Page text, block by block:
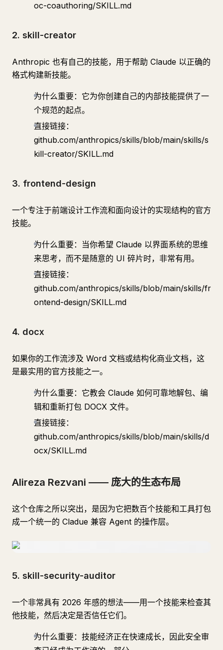
oc-coauthoring/SKILL.md
2. skill-creator
Anthropic 也有自己的技能，用于帮助 Claude 以正确的
格式构建新技能。
为什么重要：它为你创建自己的内部技能提供了一
个规范的起点。
直接链接：
github.com/anthropics/skills/blob/main/skills/s
kill-creator/SKILL.md
3. frontend-design
一个专注于前端设计工作流和面向设计的实现结构的官方
技能。
为什么重要：当你希望 Claude 以界面系统的思维
来思考，而不是随意的 UI 碎片时，非常有用。
直接链接：
github.com/anthropics/skills/blob/main/skills/fr
ontend-design/SKILL.md
4. docx
如果你的工作流涉及 Word 文档或结构化商业文档，这
是最实用的官方技能之一。
为什么重要：它教会 Claude 如何可靠地解包、编
辑和重新打包 DOCX 文件。
直接链接：
github.com/anthropics/skills/blob/main/skills/d
ocx/SKILL.md
Alireza Rezvani —— 庞大的生态布局
这个仓库之所以突出，是因为它把数百个技能和工具打包
成一个统一的 Cladue 兼容 Agent 的操作层。
5. skill-security-auditor
一个非常具有 2026 年感的想法——用一个技能来检查其
他技能，然后决定是否信任它们。
为什么重要：技能经济正在快速成长，因此安全审